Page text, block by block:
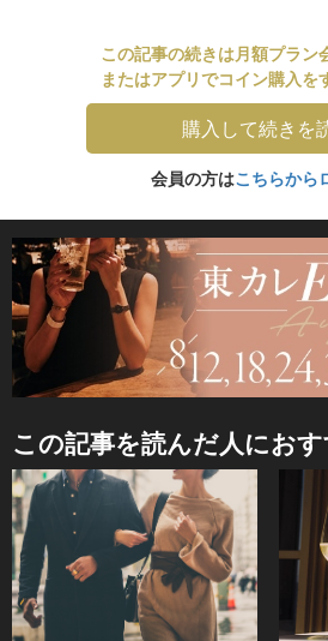
この記事の続きは月額プラン
またはアプリでコイン購入を
購入して続きを
会員の方はこちらから
この記事を読んだ人にお